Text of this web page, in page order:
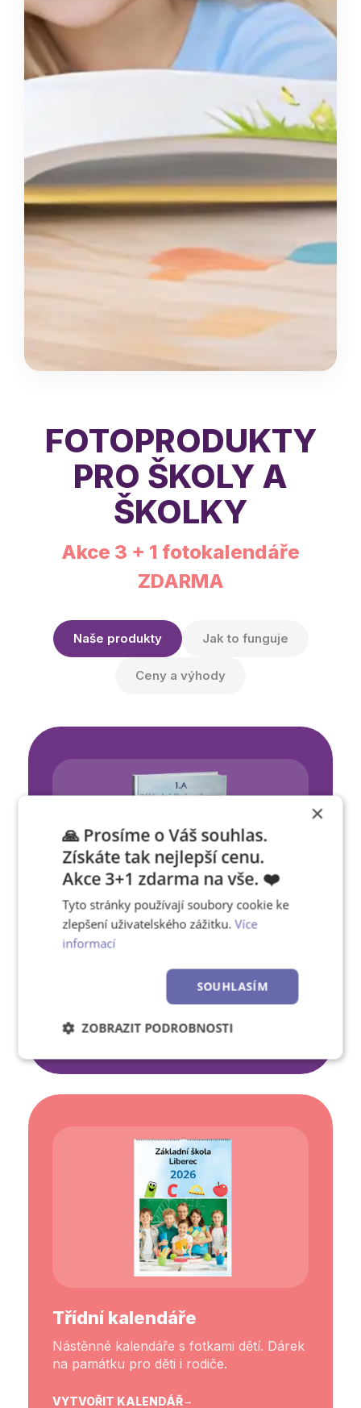
FOTOPRODUKTY
PRO ŠKOLY A
ŠKOLKY
Akce 3 + 1 fotokalendáře
ZDARMA
Naše produkty Jak to funguje
Ceny a výhody
Školní fotoknihy
Ročenky a alba, která uchovají
vzpomínky ze tříd a společných akcí.
PROHLÉDNOUT VZORY
Třídní kalendáře
Nástěnné kalendáře s fotkami dětí. Dárek
na památku pro děti i rodiče.
VYTVOŘIT KALENDÁŘ
×
🙏 Prosíme o Váš souhlas.
Získáte tak nejlepší cenu.
Akce 3+1 zdarma na vše. ❤️
Tyto stránky používají soubory cookie ke
zlepšení uživatelského zážitku.Více
informací
SOUHLASÍM
ZOBRAZIT PODROBNOSTI
Nezbytně
nutné
Výkonové
soubory
Soubory
cílení
Funkční soubory
Nezařazené